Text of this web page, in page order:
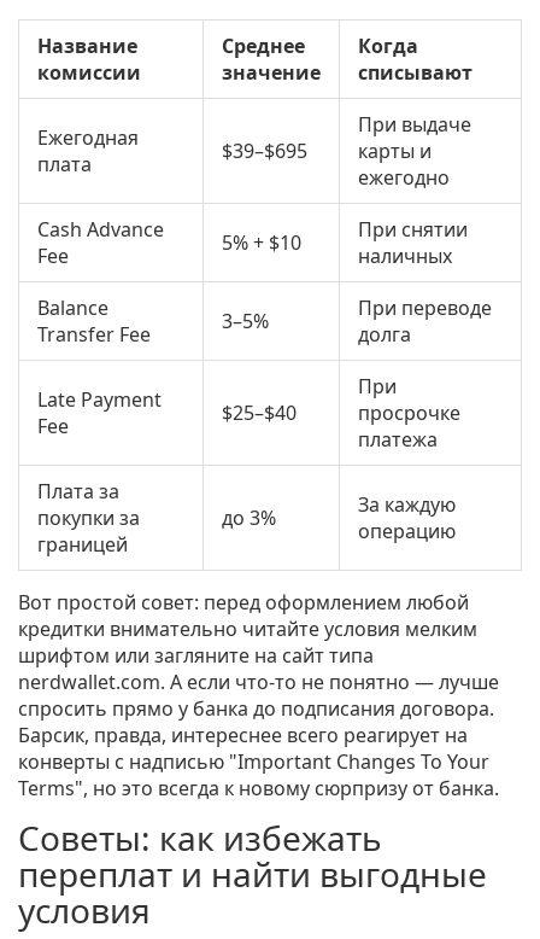
Название
комиссии
Среднее
значение
Когда
списывают
Ежегодная
плата
$39–$695
При выдаче
карты и
ежегодно
Cash Advance
Fee
5% + $10
При снятии
наличных
Balance
Transfer Fee
3–5%
При переводе
долга
Late Payment
Fee
$25–$40
При
просрочке
платежа
Плата за
покупки за
границей
до 3%
За каждую
операцию
Вот простой совет: перед оформлением любой
кредитки внимательно читайте условия мелким
шрифтом или загляните на сайт типа
nerdwallet.com. А если что-то не понятно — лучше
спросить прямо у банка до подписания договора.
Барсик, правда, интереснее всего реагирует на
конверты с надписью "Important Changes To Your
Terms", но это всегда к новому сюрпризу от банка.
Советы: как избежать
переплат и найти выгодные
условия